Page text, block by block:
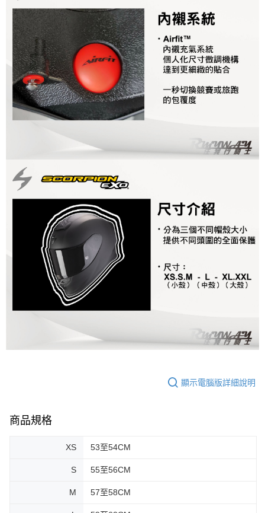
顯示電腦版詳細說明
商品規格
XS 53至54CM
S 55至56CM
M 57至58CM